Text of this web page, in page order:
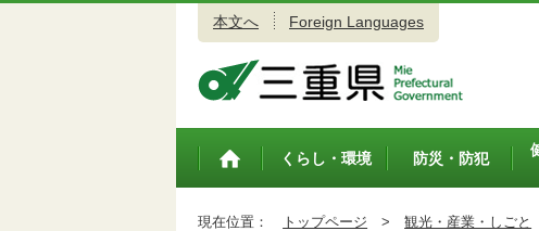
本文へ Foreign Languages
トップペ
くらし・環境 防災・防犯
現在位置： トップページ > 観光・産業・しごと